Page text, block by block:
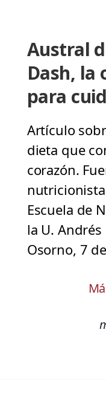
Austral
Dash, la
para
Artículo
dieta que
corazón.
Escuela de
la U.
Osorno, 7